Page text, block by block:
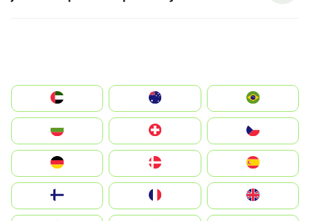
الإمارات العربية المتحدة
Switzerland
Deutschland
United Kingdom